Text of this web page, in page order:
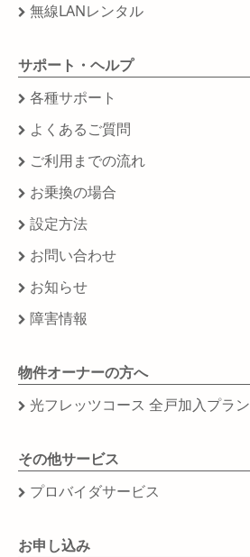
無線LANレンタル
サポート・ヘルプ
各種サポート
よくあるご質問
ご利用までの流れ
お乗換の場合
設定方法
お問い合わせ
お知らせ
障害情報
物件オーナーの方へ
光フレッツコース 全戸加入プラン
その他サービス
プロバイダサービス
お申し込み